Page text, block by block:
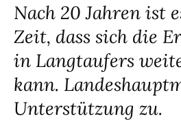
Nach 20 Jahren ist
Zeit, dass sich die
in Langtaufers
kann.
Unterstützung zu.